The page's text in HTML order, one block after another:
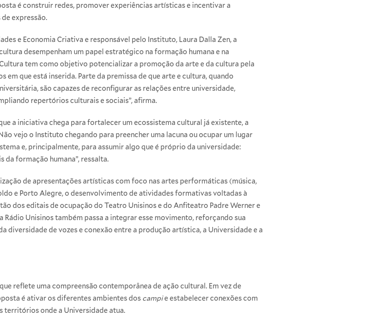
é construir redes, promover experiências artísticas e incentivar a
expressão.
e Economia Criativa e responsável pelo Instituto, Laura Dalla Zen, a
desempenham um papel estratégico na formação humana e na
tem como objetivo potencializar a promoção da arte e da cultura pela
que está inserida. Parte da premissa de que arte e cultura, quando
são capazes de reconfigurar as relações entre universidade,
repertórios culturais e sociais”, afirma.
a iniciativa chega para fortalecer um ecossistema cultural já existente, a
vejo o Instituto chegando para preencher uma lacuna ou ocupar um lugar
e, principalmente, para assumir algo que é próprio da universidade:
formação humana”, ressalta.
de apresentações artísticas com foco nas artes performáticas (música,
e Porto Alegre, o desenvolvimento de atividades formativas voltadas à
dos editais de ocupação do Teatro Unisinos e do Anfiteatro Padre Werner e
Unisinos também passa a integrar esse movimento, reforçando sua
diversidade de vozes e conexão entre a produção artística, a Universidade e a
reflete uma compreensão contemporânea de ação cultural. Em vez de
é ativar os diferentes ambientes dos campie estabelecer conexões com
territórios onde a Universidade atua.